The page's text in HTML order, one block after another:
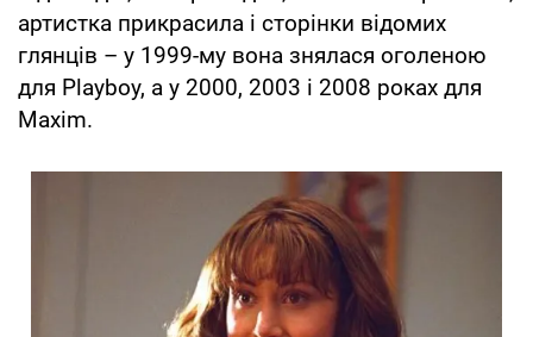
артистка прикрасила і сторінки відомих
глянців – у 1999-му вона знялася оголеною
для Playboy, а у 2000, 2003 і 2008 роках для
Maxim.